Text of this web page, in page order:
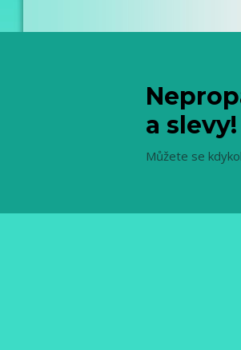
a slevy!
Můžete se